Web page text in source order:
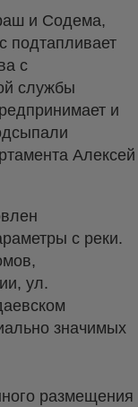
и Содема,
подтапливает
с
службы
и
Алексей
с реки.
ул.
значимых
размещения